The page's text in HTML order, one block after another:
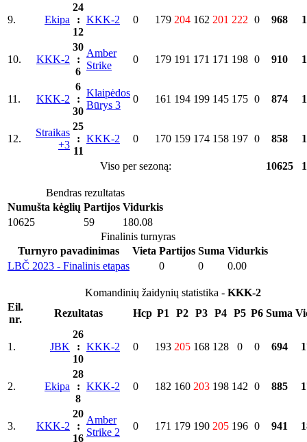
9. Ekipa
24
:
12
KKK-2 0 179 204 162 201 222 0 968
10. KKK-2
30
:
6
Amber
Strike
0 179 191 171 171 198 0 910
11. KKK-2
6
:
30
Klaipėdos
Būrys 3
0 161 194 199 145 175 0 874
12.
Straikas
+3
25
:
11
KKK-2 0 170 159 174 158 197 0 858
Viso per sezoną: 10625
Bendras rezultatas
Numušta kėglių Partijos Vidurkis
10625
59
180.08
Finalinis turnyras
Turnyro pavadinimas
Vieta Partijos Suma Vidurkis
LBČ 2023 - Finalinis etapas
0 0 0.00
Komandinių žaidynių statistika - KKK-2
Eil.
nr.
Rezultatas Hcp P1 P2 P3 P4 P5 P6 Suma
1. JBK
26
:
10
KKK-2 0 193 205 168 128 0 0 694
2. Ekipa
28
:
8
KKK-2 0 182 160 203 198 142 0 885
3. KKK-2
20
:
16
Amber
Strike 2
0 171 179 190 205 196 0 941